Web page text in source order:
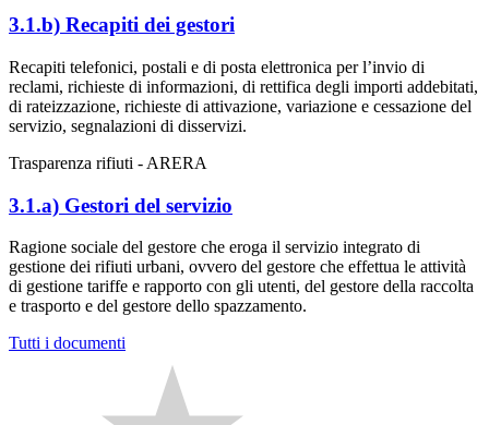
3.1.b) Recapiti dei gestori
Recapiti telefonici, postali e di posta elettronica per l’invio di
reclami, richieste di informazioni, di rettifica degli importi addebitati,
di rateizzazione, richieste di attivazione, variazione e cessazione del
servizio, segnalazioni di disservizi.
Trasparenza rifiuti - ARERA
3.1.a) Gestori del servizio
Ragione sociale del gestore che eroga il servizio integrato di
gestione dei rifiuti urbani, ovvero del gestore che effettua le attività
di gestione tariffe e rapporto con gli utenti, del gestore della raccolta
e trasporto e del gestore dello spazzamento.
Tutti i documenti